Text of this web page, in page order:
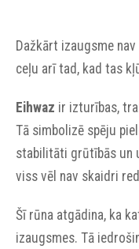
Dažkārt izaugsme
ceļu arī tad, kad tas
Eihwaz ir izturības,
Tā simbolizē spēju
stabilitāti grūtībās un
viss vēl nav skaidri
Šī rūna atgādina, ka
izaugsmes. Tā